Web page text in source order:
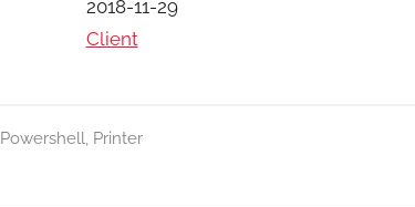
日期
2018-11-29
關於
Client
Powershell, Printer